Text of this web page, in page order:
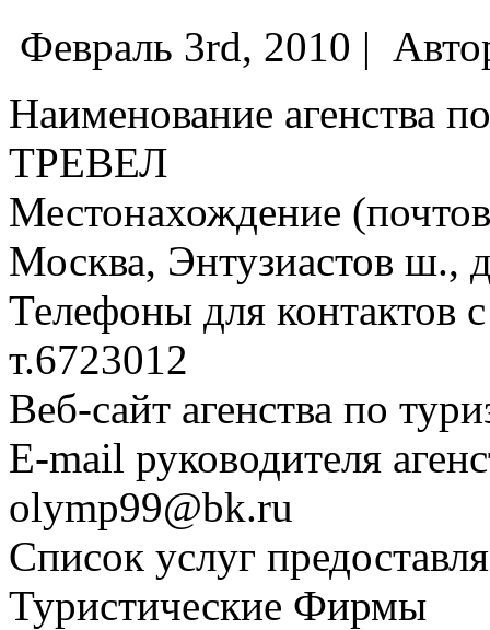
Февраль 3rd, 2010 |
Наименование
ТРЕВЕЛ
Местонахождение
Москва, Энтузиастов ш.,
Телефоны для контактов
т.6723012
Веб-сайт агенства по
E-mail руководителя
olymp99@bk.ru
Список услуг
Туристические Фирмы